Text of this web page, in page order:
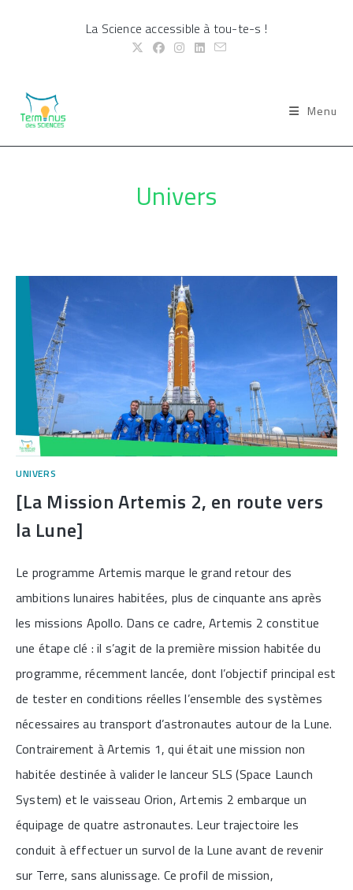
La Science accessible à tou-te-s !
Menu
Univers
UNIVERS
[La Mission Artemis 2, en route vers
la Lune]
Le programme Artemis marque le grand retour des
ambitions lunaires habitées, plus de cinquante ans après
les missions Apollo. Dans ce cadre, Artemis 2 constitue
une étape clé : il s’agit de la première mission habitée du
programme, récemment lancée, dont l’objectif principal est
de tester en conditions réelles l’ensemble des systèmes
nécessaires au transport d’astronautes autour de la Lune.
Contrairement à Artemis 1, qui était une mission non
habitée destinée à valider le lanceur SLS (Space Launch
System) et le vaisseau Orion, Artemis 2 embarque un
équipage de quatre astronautes. Leur trajectoire les
conduit à effectuer un survol de la Lune avant de revenir
sur Terre, sans alunissage. Ce profil de mission,